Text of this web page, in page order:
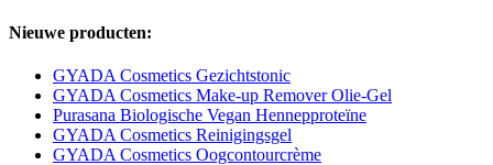
Nieuwe producten:
GYADA Cosmetics Gezichtstonic
GYADA Cosmetics Make-up Remover Olie-Gel
Purasana Biologische Vegan Hennepproteïne
GYADA Cosmetics Reinigingsgel
GYADA Cosmetics Oogcontourcrème